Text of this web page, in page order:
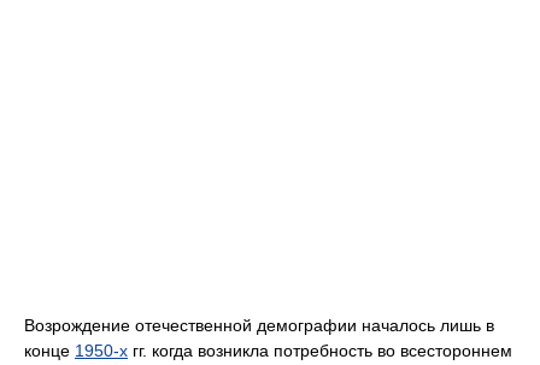
Возрождение отечественной демографии началось лишь в
конце 1950-х гг. когда возникла потребность во всестороннем